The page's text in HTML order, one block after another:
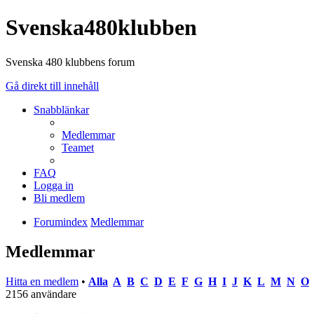
Svenska480klubben
Svenska 480 klubbens forum
Gå direkt till innehåll
Snabblänkar
Medlemmar
Teamet
FAQ
Logga in
Bli medlem
Forumindex Medlemmar
Medlemmar
Hitta en medlem • Alla A B C D E F G H I J K L M N O
2156 användare